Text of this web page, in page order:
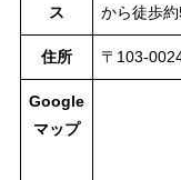
ス
から徒歩
住所 〒103-
Google
マップ